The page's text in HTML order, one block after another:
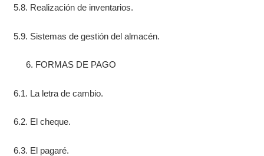
5.8. Realización de inventarios.
5.9. Sistemas de gestión del almacén.
FORMAS DE PAGO
6.1. La letra de cambio.
6.2. El cheque.
6.3. El pagaré.